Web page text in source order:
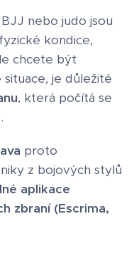
nebo judo jsou
kondice,
chcete být
je důležité
, která počítá se
proto
z bojových stylů
aplikace
zbraní (Escrima,